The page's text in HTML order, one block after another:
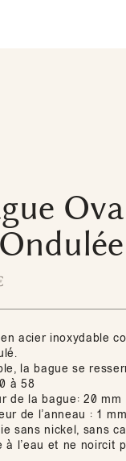
acier inoxydable
la bague se
à 58
de la bague: 20 mm
de l’anneau : 1 mm
sans nickel, sans
à l’eau et ne noircit